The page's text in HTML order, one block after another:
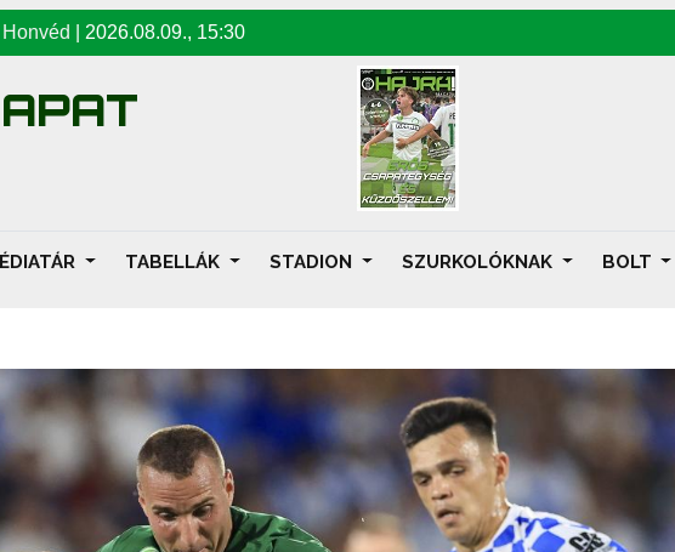
Honvéd 2026.08.09., 15:30
TABELLÁK STADION SZURKOLÓKNAK BOLT